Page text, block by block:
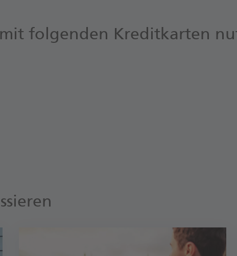
mit folgenden Kreditkarten